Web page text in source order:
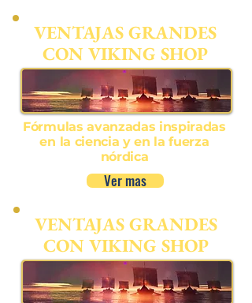
VENTAJAS GRANDES
CON VIKING SHOP
Fórmulas avanzadas inspiradas
en la ciencia y en la fuerza
nórdica
Ver mas
VENTAJAS GRANDES
CON VIKING SHOP